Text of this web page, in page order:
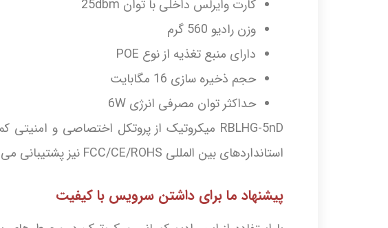
کارت وایرلس داخلی با توان 25dbm
وزن رادیو 560 گرم
دارای منبع تغذیه از نوع POE
حجم ذخیره سازی 16 مگابایت
حداکثر توان مصرفی انرژی 6W
استانداردهای بین المللی FCC/CE/ROHS نیز پشتیبانی می کند.
پیشنهاد ما برای داشتن سرویس با کیفیت